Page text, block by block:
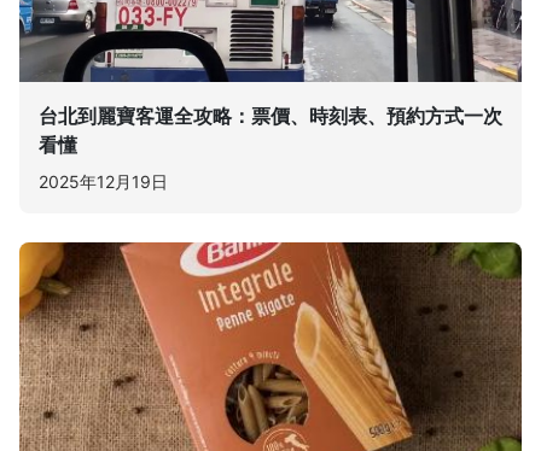
台北到麗寶客運全攻略：票價、時刻表、預約方式一次
看懂
2025年12月19日